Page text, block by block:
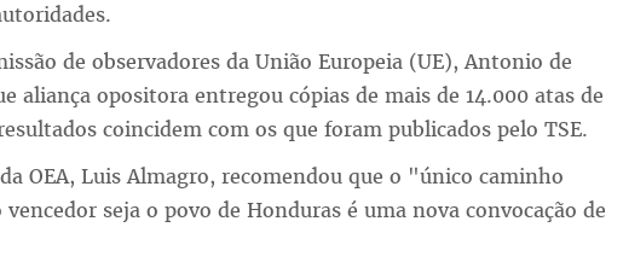
de observadores da União Europeia (UE), Antonio de
aliança opositora entregou cópias de mais de 14.000 atas de
coincidem com os que foram publicados pelo TSE.
OEA, Luis Almagro, recomendou que o "único caminho
seja o povo de Honduras é uma nova convocação de